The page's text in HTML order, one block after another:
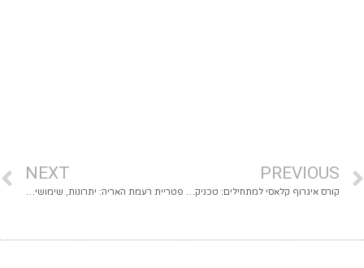
PREVIOUS
קורס איגרוף קלאסי למתחילים: טכניקה, כושר וביטחון
NEXT
פטריית רעמת האריה: יתרונות, שימושים ואיך לבחור מוצר איכותי